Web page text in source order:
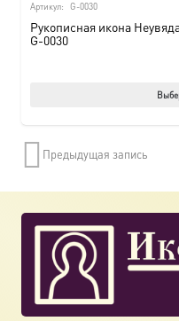
Артикул: G-0030
Рукописная икона
G-0030
Предыдущая запись